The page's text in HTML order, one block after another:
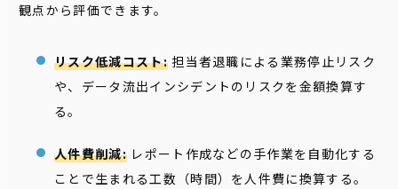
観点から評価できます。
リスク低減コスト:担当者退職による業務停止リスク
や、データ流出インシデントのリスクを金額換算す
る。
人件費削減:レポート作成などの手作業を自動化する
ことで生まれる工数（時間）を人件費に換算する。